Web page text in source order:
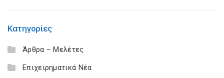
Κατηγορίες
Άρθρα – Μελέτες
Επιχειρηματικά Νέα